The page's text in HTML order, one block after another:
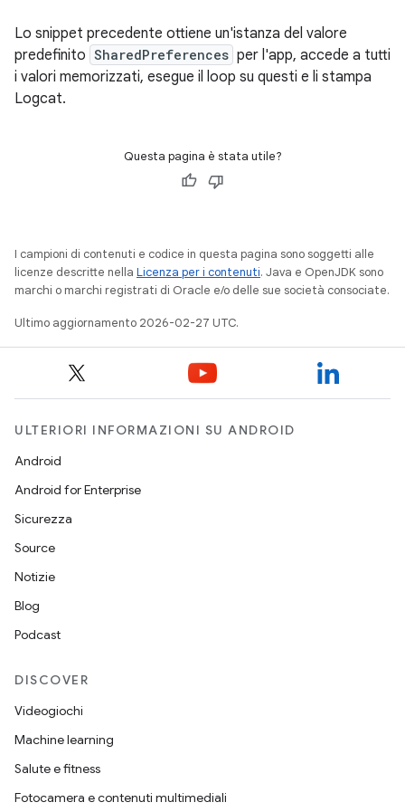
Lo snippet precedente ottiene un'istanza del valore
predefinito SharedPreferences per l'app, accede a tutti
i valori memorizzati, esegue il loop su questi e li stampa
Logcat.
Questa pagina è stata utile?
I campioni di contenuti e codice in questa pagina sono soggetti alle
licenze descritte nella Licenza per i contenuti. Java e OpenJDK sono
marchi o marchi registrati di Oracle e/o delle sue società consociate.
Ultimo aggiornamento 2026-02-27 UTC.
ULTERIORI INFORMAZIONI SU ANDROID
Android
Android for Enterprise
Sicurezza
Source
Notizie
Blog
Podcast
DISCOVER
Videogiochi
Machine learning
Salute e fitness
Fotocamera e contenuti multimediali